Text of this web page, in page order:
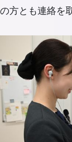
の方とも連絡を